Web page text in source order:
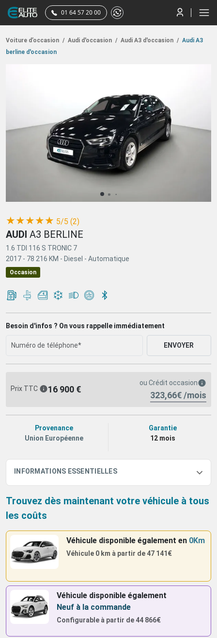
01 64 57 20 00
Voiture d’occasion / Audi d'occasion / Audi A3 d'occasion / Audi A3
berline d'occasion
(*)
★
(*)★
(*) ★
(*) ★
(*) ★ 5/5 (2)
AUDI A3 BERLINE
1.6 TDI 116 S TRONIC 7
2017 - 78 216 KM - Diesel - Automatique
Occasion
Besoin d'infos ? On vous rappelle immédiatement
ENVOYER
Prix TTC 16 900 €
ou Crédit occasion
323,66€ /mois
Provenance
Union Européenne
Garantie
12 mois
INFORMATIONS ESSENTIELLES
Trouvez dès maintenant votre véhicule à tous
les coûts
Véhicule disponible également en 0Km
Véhicule 0 km à partir de 47 141€
Véhicule disponible également
Neuf à la commande
Configurable à partir de44 866€